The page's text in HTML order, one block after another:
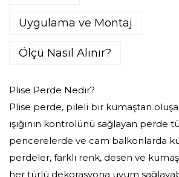
Uygulama ve Montaj
Ölçü Nasıl Alınır?
Plise Perde Nedir?
Plise perde, pileli bir kumaştan
ışığının kontrolünü sağlayan perde
pencerelerde ve cam balkonlarda
perdeler, farklı renk, desen ve
her türlü dekorasyona uyum